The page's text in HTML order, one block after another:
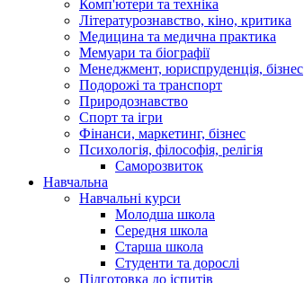
Комп'ютери та техніка
Літературознавство, кіно, критика
Медицина та медична практика
Мемуари та біографії
Менеджмент, юриспруденція, бізнес
Подорожі та транспорт
Природознавство
Спорт та ігри
Фінанси, маркетинг, бізнес
Психологія, філософія, релігія
Саморозвиток
Навчальна
Навчальні курси
Молодша школа
Середня школа
Старша школа
Студенти та дорослі
Підготовка до іспитів